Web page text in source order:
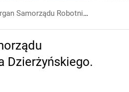
Tarnowskie Azoty : Organ Samorządu Robotniczego Zakładów Azotowych im. Feliksa Dzierżyńskiego. 1967, nr 25
Dzierżyńskiego.